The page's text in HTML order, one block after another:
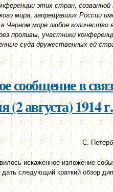
этих стран, созванной
мира, запрещавших России
Черном море любое количество
проливы, участники
суда дружественных ей
сообщение в
августа) 1914 г.
С.-
искаженное изложение
следующий краткий обзор